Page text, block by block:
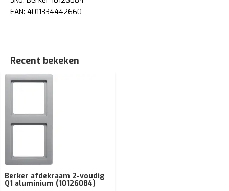
EAN: 4011334442660
Recent bekeken
Berker afdekraam 2-voudig
Q1 aluminium (10126084)